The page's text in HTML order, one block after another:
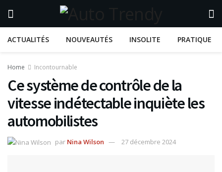
ACTUALITÉS NOUVEAUTÉS INSOLITE PRATIQUE
Home Incontournable
Ce système de contrôle de la
vitesse indétectable inquiète les
automobilistes
par Nina Wilson 27 décembre 2024